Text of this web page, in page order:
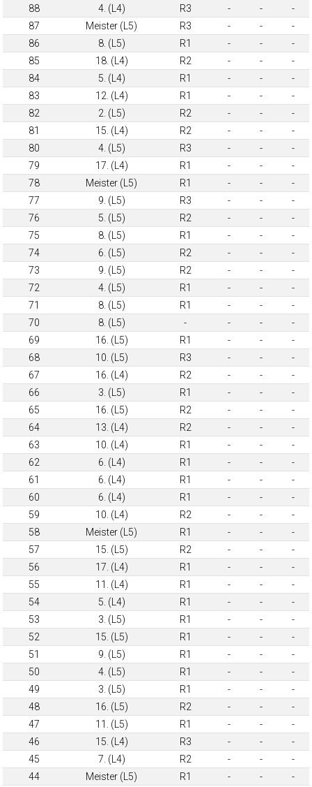
88 4. (L4) R3 - -
-
87
Meister (L5) R3 - -
-
86
8. (L5) R1 - -
-
85
18. (L4) R2 - -
-
84
5. (L4) R1 - -
-
83
12. (L4) R1 - -
-
82
2. (L5) R2 - -
-
81
15. (L4) R2 - -
-
80
4. (L5) R3 - -
-
79
17. (L4) R1 - -
-
78
Meister (L5) R1 - -
-
77
9. (L5) R3 - -
-
76
5. (L5) R2 - -
-
75
8. (L5) R1 - -
-
74
6. (L5) R2 - -
-
73
9. (L5) R2 - -
-
72
4. (L5) R1 - -
-
71
8. (L5) R1 - -
-
70
8. (L5) - - -
-
69
16. (L5) R1 - -
-
68
10. (L5) R3 - -
-
67
16. (L4) R2 - -
-
66
3. (L5) R1 - -
-
65
16. (L5) R2 - -
-
64
13. (L4) R2 - -
-
63
10. (L4) R1 - -
-
62
6. (L4) R1 - -
-
61
6. (L4) R1 - -
-
60
6. (L4) R1 - -
-
59
10. (L4) R2 - -
-
58
Meister (L5) R1 - -
-
57
15. (L5) R2 - -
-
56
17. (L4) R1 - -
-
55
11. (L4) R1 - -
-
54
5. (L4) R1 - -
-
53
3. (L5) R1 - -
-
52
15. (L5) R1 - -
-
51
9. (L5) R1 - -
-
50
4. (L5) R1 - -
-
49
3. (L5) R1 - -
-
48
16. (L5) R2 - -
-
47
11. (L5) R1 - -
-
46
15. (L4) R3 - -
-
45
7. (L4) R2 - -
-
44
Meister (L5) R1 - -
-